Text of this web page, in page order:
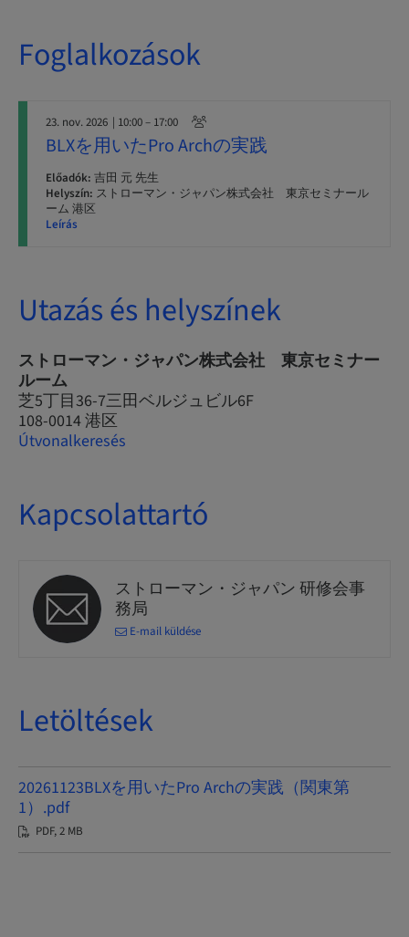
Foglalkozások
23. nov. 2026 | 10:00 – 17:00
BLXを用いたPro Archの実践
Előadók: 吉田 元 先生
Helyszín: ストローマン・ジャパン株式会社 東京セミナール
ーム 港区
Leírás
Utazás és helyszínek
ストローマン・ジャパン株式会社 東京セミナー
ルーム
芝5丁目36-7三田ベルジュビル6F
108-0014 港区
Útvonalkeresés
Kapcsolattartó
ストローマン・ジャパン 研修会事
務局
E-mail küldése
Letöltések
20261123BLXを用いたPro Archの実践（関東第
1）.pdf
PDF, 2 MB